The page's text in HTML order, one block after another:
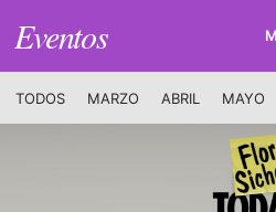
Eventos
TODOS MARZO ABRIL MAYO